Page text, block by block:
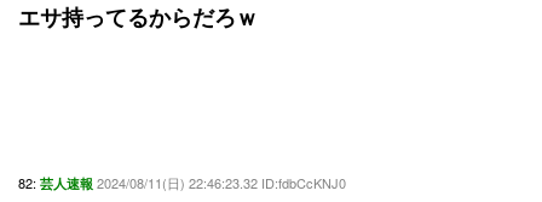
エサ持ってるからだろｗ
82: 芸人速報 2024/08/11(日) 22:46:23.32 ID:fdbCcKNJ0